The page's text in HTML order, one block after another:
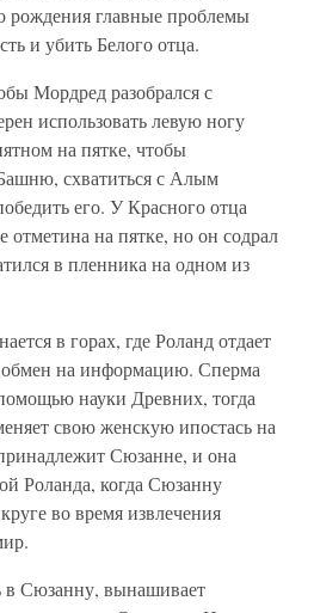
рождения главные проблемы
и убить Белого отца.
Мордред разобрался с
использовать левую ногу
на пятке, чтобы
схватиться с Алым
его. У Красного отца
отметина на пятке, но он содрал
в пленника на одном из
в горах, где Роланд отдает
на информацию. Сперма
науки Древних, тогда
свою женскую ипостась на
Сюзанне, и она
Роланда, когда Сюзанну
во время извлечения
в Сюзанну, вынашивает